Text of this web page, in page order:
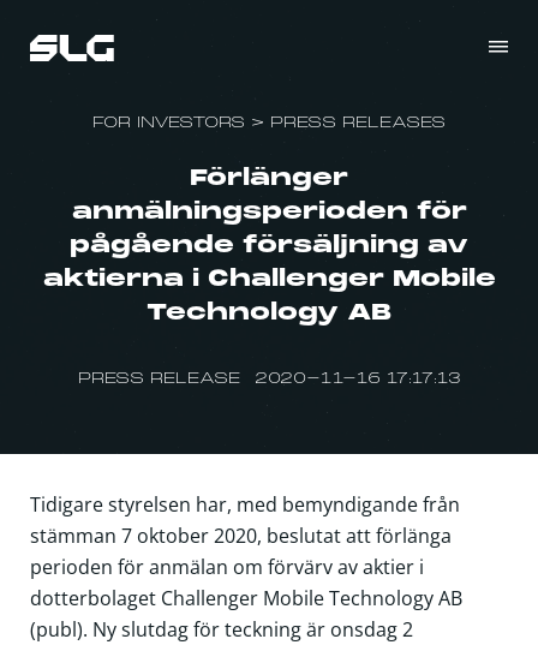
FOR INVESTORS > PRESS RELEASES
Förlänger
anmälningsperioden för
pågående försäljning av
aktierna i Challenger Mobile
Technology AB
PRESS RELEASE 2020-11-16 17:17:13
Tidigare styrelsen har, med bemyndigande från
stämman 7 oktober 2020, beslutat att förlänga
perioden för anmälan om förvärv av aktier i
dotterbolaget Challenger Mobile Technology AB
(publ). Ny slutdag för teckning är onsdag 2